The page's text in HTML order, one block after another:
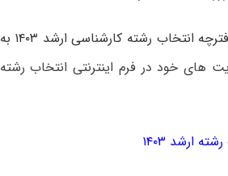
انتخاب رشته کارشناسی ارشد ۱۴۰۳ به
خود در فرم اینترنتی انتخاب رشته
ارشد ۱۴۰۳